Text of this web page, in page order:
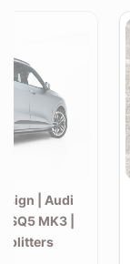
| Audi
SQ5 MK3 |
splitters